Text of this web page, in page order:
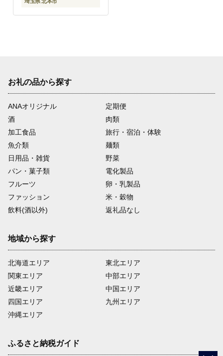
お礼の品から探す
ANAオリジナル
定期便
酒
肉類
加工食品
旅行・宿泊・体験
魚介類
麺類
日用品・雑貨
野菜
パン・菓子類
電化製品
フルーツ
卵・乳製品
ファッション
米・穀物
飲料(酒以外)
返礼品なし
地域から探す
北海道エリア
関東エリア
近畿エリア
四国エリア
沖縄エリア
東北エリア
中部エリア
中国エリア
九州エリア
ふるさと納税ガイド